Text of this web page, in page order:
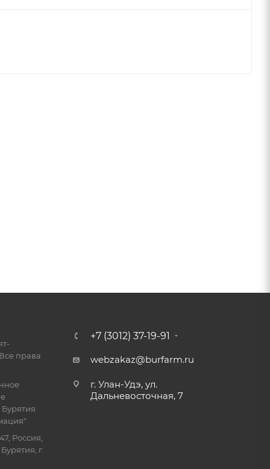
права
Россия,
г.
+7 (3012) 37-19-91
webzakaz@burfarm.ru
г. Улан-Удэ, ул.
Дальневосточная, 7